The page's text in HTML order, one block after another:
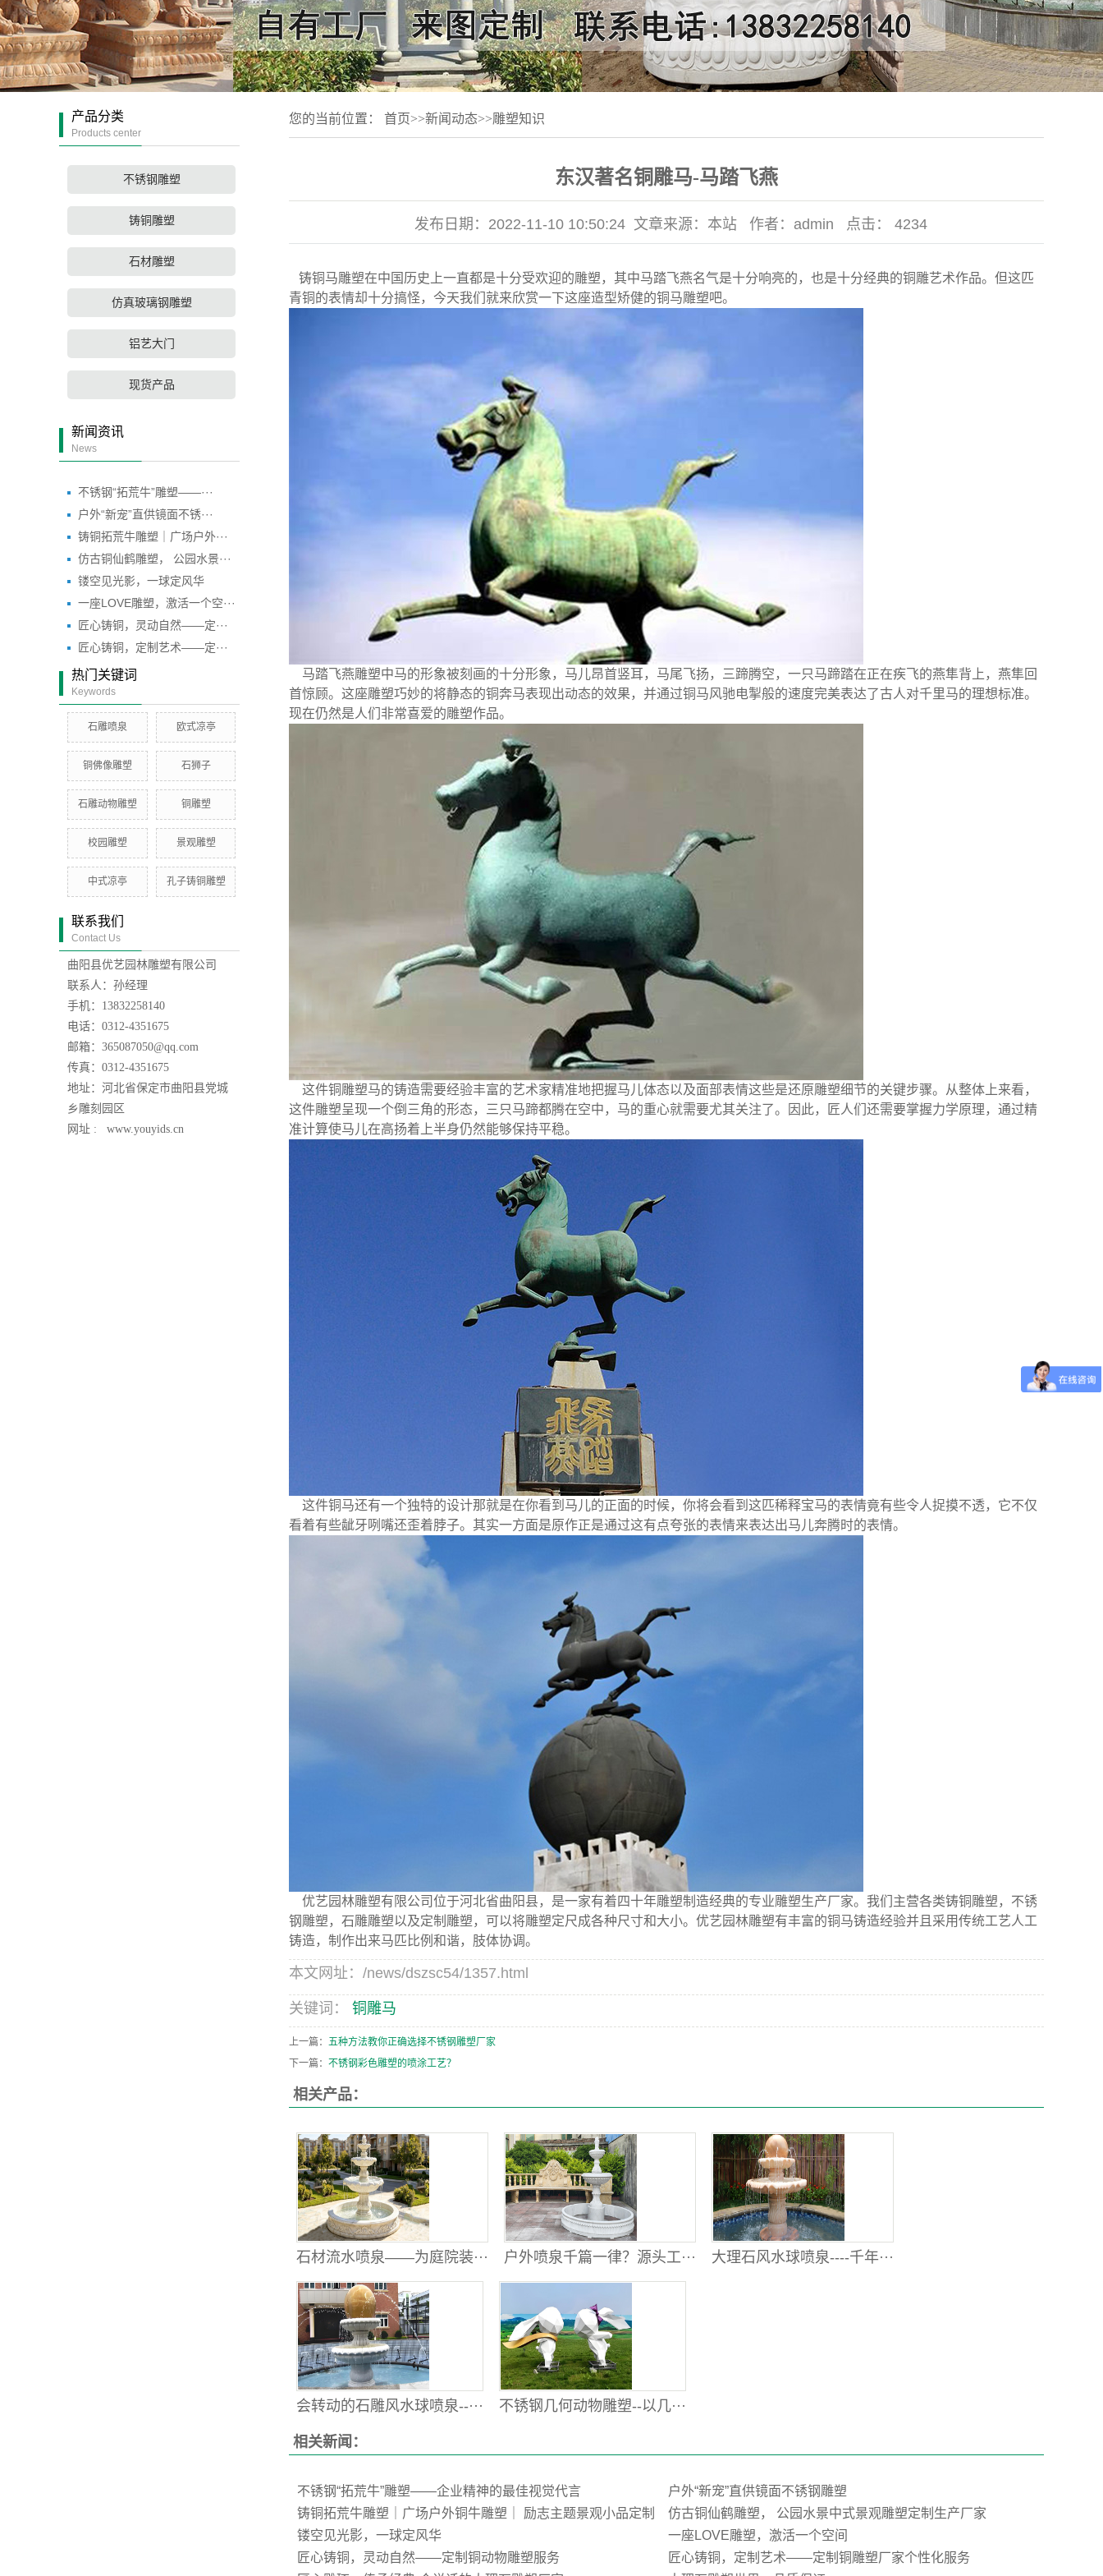
产品分类
Products center
不锈钢雕塑
铸铜雕塑
石材雕塑
仿真玻璃钢雕塑
铝艺大门
现货产品
新闻资讯
News
不锈钢“拓荒牛”雕塑——···
户外“新宠”直供镜面不锈···
铸铜拓荒牛雕塑｜广场户外···
仿古铜仙鹤雕塑， 公园水景···
镂空见光影，一球定风华
一座LOVE雕塑，激活一个空···
匠心铸铜，灵动自然——定···
匠心铸铜，定制艺术——定···
热门关键词
Keywords
石雕喷泉 欧式凉亭
铜佛像雕塑 石狮子
石雕动物雕塑 铜雕塑
校园雕塑 景观雕塑
中式凉亭 孔子铸铜雕塑
联系我们
Contact Us
曲阳县优艺园林雕塑有限公司
联系人：孙经理
手机：13832258140
电话：0312-4351675
邮箱：365087050@qq.com
传真：0312-4351675
地址：河北省保定市曲阳县党城
乡雕刻园区
网址 : www.youyids.cn
您的当前位置： 首页>>新闻动态>>雕塑知识
东汉著名铜雕马-马踏飞燕
发布日期： 2022-11-10 10:50:24 文章来源： 本站 作者： admin 点击： 4234
铸铜马雕塑在中国历史上一直都是十分受欢迎的雕塑，其中马踏飞燕名气是十分响亮的，也是十分经典的铜雕艺术作品。但这匹
青铜的表情却十分搞怪，今天我们就来欣赏一下这座造型矫健的铜马雕塑吧。
马踏飞燕雕塑中马的形象被刻画的十分形象，马儿昂首竖耳，马尾飞扬，三蹄腾空，一只马蹄踏在正在疾飞的燕隼背上，燕隼回
首惊顾。这座雕塑巧妙的将静态的铜奔马表现出动态的效果，并通过铜马风驰电掣般的速度完美表达了古人对千里马的理想标准。
现在仍然是人们非常喜爱的雕塑作品。
这件铜雕塑马的铸造需要经验丰富的艺术家精准地把握马儿体态以及面部表情这些是还原雕塑细节的关键步骤。从整体上来看，
这件雕塑呈现一个倒三角的形态，三只马蹄都腾在空中，马的重心就需要尤其关注了。因此，匠人们还需要掌握力学原理，通过精
准计算使马儿在高扬着上半身仍然能够保持平稳。
这件铜马还有一个独特的设计那就是在你看到马儿的正面的时候，你将会看到这匹稀释宝马的表情竟有些令人捉摸不透，它不仅
看着有些龇牙咧嘴还歪着脖子。其实一方面是原作正是通过这有点夸张的表情来表达出马儿奔腾时的表情。
优艺园林雕塑有限公司位于河北省曲阳县，是一家有着四十年雕塑制造经典的专业雕塑生产厂家。我们主营各类铸铜雕塑，不锈
钢雕塑，石雕雕塑以及定制雕塑，可以将雕塑定尺成各种尺寸和大小。优艺园林雕塑有丰富的铜马铸造经验并且采用传统工艺人工
铸造，制作出来马匹比例和谐，肢体协调。
本文网址：/news/dszsc54/1357.html
关键词： 铜雕马
上一篇： 五种方法教你正确选择不锈钢雕塑厂家
下一篇： 不锈钢彩色雕塑的喷涂工艺？
相关产品：
石材流水喷泉——为庭院装··· 户外喷泉千篇一律？源头工··· 大理石风水球喷泉----千年···
会转动的石雕风水球喷泉--··· 不锈钢几何动物雕塑--以几···
相关新闻：
不锈钢“拓荒牛”雕塑——企业精神的最佳视觉代言
户外“新宠”直供镜面不锈钢雕塑
铸铜拓荒牛雕塑｜广场户外铜牛雕塑｜ 励志主题景观小品定制
仿古铜仙鹤雕塑， 公园水景中式景观雕塑定制生产厂家
镂空见光影，一球定风华
一座LOVE雕塑，激活一个空间
匠心铸铜，灵动自然——定制铜动物雕塑服务
匠心铸铜，定制艺术——定制铜雕塑厂家个性化服务